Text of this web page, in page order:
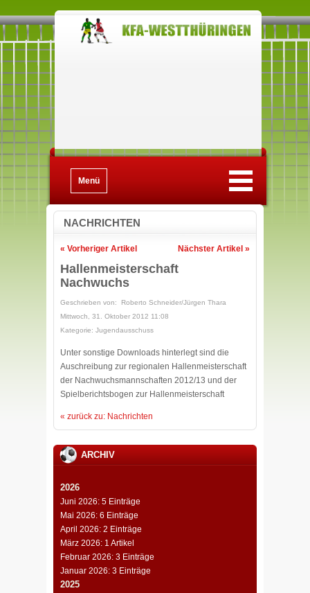
Menü
NACHRICHTEN
Nächster Artikel »
« Vorheriger Artikel
Hallenmeisterschaft
Nachwuchs
Geschrieben von: Roberto Schneider/Jürgen Thara
Mittwoch, 31. Oktober 2012 11:08
Kategorie: Jugendausschuss
Unter sonstige Downloads hinterlegt sind die
Auschreibung zur regionalen Hallenmeisterschaft
der Nachwuchsmannschaften 2012/13 und der
Spielberichtsbogen zur Hallenmeisterschaft
« zurück zu: Nachrichten
ARCHIV
2026
Juni 2026: 5 Einträge
Mai 2026: 6 Einträge
April 2026: 2 Einträge
März 2026: 1 Artikel
Februar 2026: 3 Einträge
Januar 2026: 3 Einträge
2025